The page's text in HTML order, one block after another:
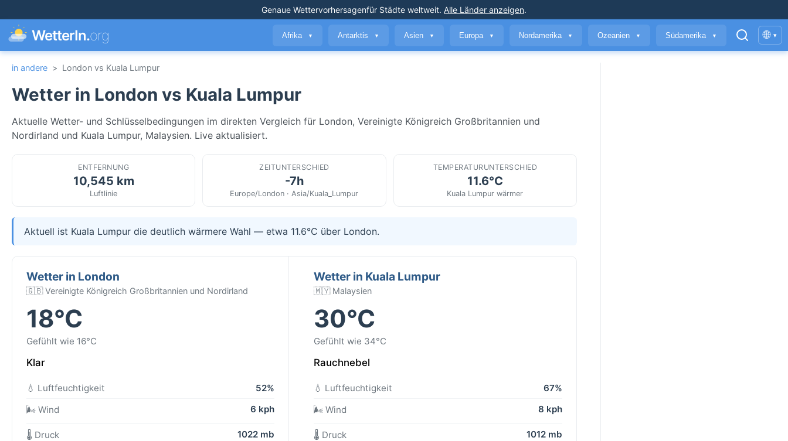
Genaue Wettervorhersagenfür Städte weltweit. Alle Länder anzeigen.
WetterIn.org Afrika ▼ Antarktis ▼ Asien ▼ Europa ▼ Nordamerika ▼ Ozeanien ▼ Südamerika ▼ 🌐 ▾
in andere > London vs Kuala Lumpur
Wetter in London vs Kuala Lumpur
Aktuelle Wetter- und Schlüsselbedingungen im direkten Vergleich für London, Vereinigte Königreich Großbritannien und
Nordirland und Kuala Lumpur, Malaysien. Live aktualisiert.
ENTFERNUNG
10,545 km
Luftlinie
ZEITUNTERSCHIED
-7h
Europe/London · Asia/Kuala_Lumpur
TEMPERATURUNTERSCHIED
11.6°C
Kuala Lumpur wärmer
Aktuell ist Kuala Lumpur die deutlich wärmere Wahl — etwa 11.6°C über London.
Wetter in London
🇬🇧 Vereinigte Königreich Großbritannien und Nordirland
18°C
Gefühlt wie 16°C
Klar
💧 Luftfeuchtigkeit
52%
🌬️ Wind
6 kph
🌡️ Druck 1022 mb
Wetter in Kuala Lumpur
🇲🇾 Malaysien
30°C
Gefühlt wie 34°C
Rauchnebel
💧 Luftfeuchtigkeit
67%
🌬️ Wind
8 kph
🌡️ Druck 1012 mb